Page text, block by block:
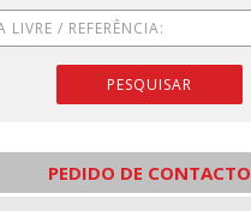
PESQUISAR
PEDIDO DE CONTACTO